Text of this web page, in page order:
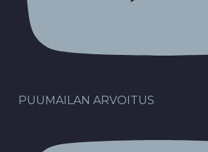
PUUMAILAN ARVOITUS